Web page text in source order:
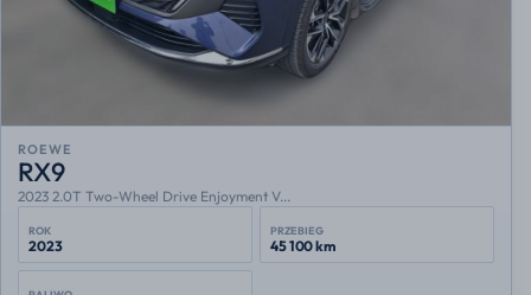
ROEWE
RX9
2023 2.0T Two-Wheel Drive Enjoyment V...
ROK
2023
PRZEBIEG
45 100 km